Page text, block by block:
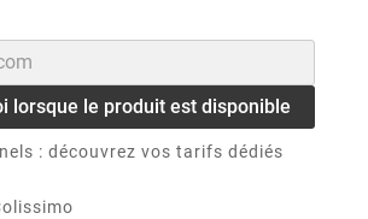
lorsque le produit est disponible
: découvrez vos tarifs dédiés